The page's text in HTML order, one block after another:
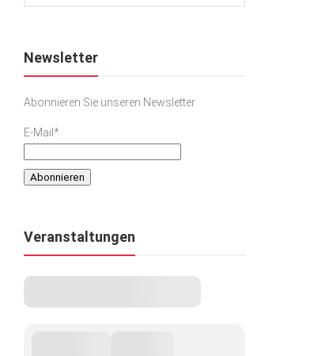
Newsletter
Abonnieren Sie unseren Newsletter
E-Mail*
Veranstaltungen